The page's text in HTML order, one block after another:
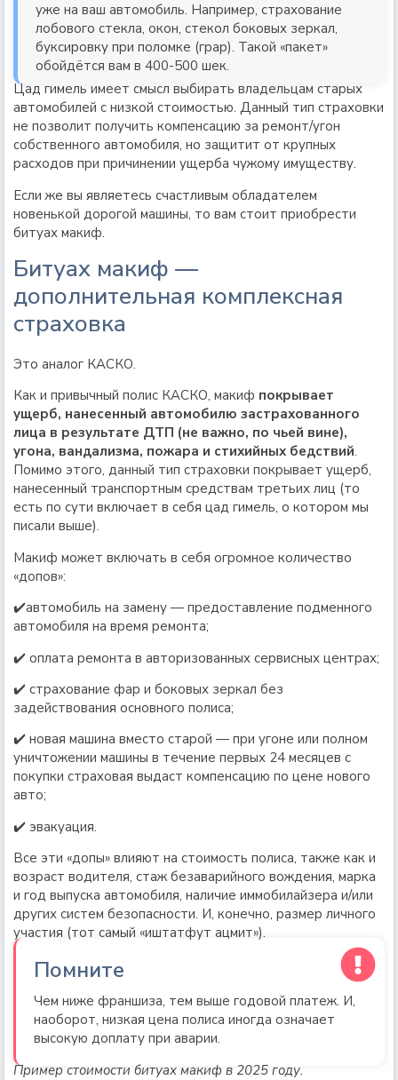
уже на ваш автомобиль. Например, страхование
лобового стекла, окон, стекол боковых зеркал,
буксировку при поломке (грар). Такой «пакет»
обойдётся вам в 400-500 шек.
Цад гимель имеет смысл выбирать владельцам старых
автомобилей с низкой стоимостью. Данный тип страховки
не позволит получить компенсацию за ремонт/угон
собственного автомобиля, но защитит от крупных
расходов при причинении ущерба чужому имуществу.
Если же вы являетесь счастливым обладателем
новенькой дорогой машины, то вам стоит приобрести
битуах макиф.
Битуах макиф —
дополнительная комплексная
страховка
Это аналог КАСКО.
Как и привычный полис КАСКО, макиф покрывает
ущерб, нанесенный автомобилю застрахованного
лица в результате ДТП (не важно, по чьей вине),
угона, вандализма, пожара и стихийных бедствий.
Помимо этого, данный тип страховки покрывает ущерб,
нанесенный транспортным средствам третьих лиц (то
есть по сути включает в себя цад гимель, о котором мы
писали выше).
Макиф может включать в себя огромное количество
«допов»:
✔️автомобиль на замену — предоставление подменного
автомобиля на время ремонта;
✔️ оплата ремонта в авторизованных сервисных центрах;
✔️ страхование фар и боковых зеркал без
задействования основного полиса;
✔️ новая машина вместо старой — при угоне или полном
уничтожении машины в течение первых 24 месяцев с
покупки страховая выдаст компенсацию по цене нового
авто;
✔️ эвакуация.
Все эти «допы» влияют на стоимость полиса, также как и
возраст водителя, стаж безаварийного вождения, марка
и год выпуска автомобиля, наличие иммобилайзера и/или
других систем безопасности. И, конечно, размер личного
участия (тот самый «иштатфут ацмит»).
Помните
Чем ниже франшиза, тем выше годовой платеж. И,
наоборот, низкая цена полиса иногда означает
высокую доплату при аварии.
Пример стоимости битуах макиф в 2025 году.